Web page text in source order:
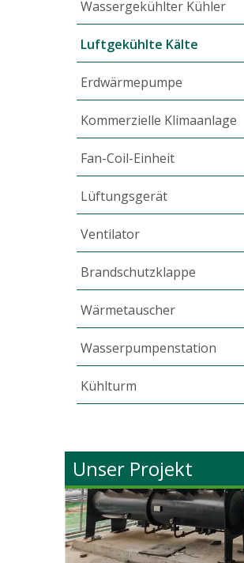
Wassergekühlter Kühler
Luftgekühlte Kälte
Erdwärmepumpe
Kommerzielle Klimaanlage
Fan-Coil-Einheit
Lüftungsgerät
Ventilator
Brandschutzklappe
Wärmetauscher
Wasserpumpenstation
Kühlturm
Unser Projekt
Horizontale verdeckte Gebläsekonvektoreinheit im Irak